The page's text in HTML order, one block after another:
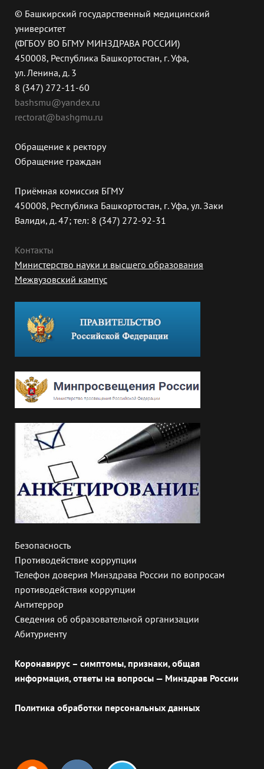
© Башкирский государственный медицинский
университет
(ФГБОУ ВО БГМУ МИНЗДРАВА РОССИИ)
450008, Республика Башкортостан, г. Уфа,
ул. Ленина, д. 3
8 (347) 272-11-60
bashsmu@yandex.ru
rectorat@bashgmu.ru
Обращение к ректору
Обращение граждан
Приёмная комиссия БГМУ
450008, Республика Башкортостан, г. Уфа, ул. Заки
Валиди, д. 47; тел: 8 (347) 272-92-31
Контакты
Министерство науки и высшего образования
Межвузовский кампус
Безопасность
Противодействие коррупции
Телефон доверия Минздрава России по вопросам
противодействия коррупции
Антитеррор
Сведения об образовательной организации
Абитуриенту
Коронавирус – симптомы, признаки, общая
информация, ответы на вопросы — Минздрав России
Политика обработки персональных данных